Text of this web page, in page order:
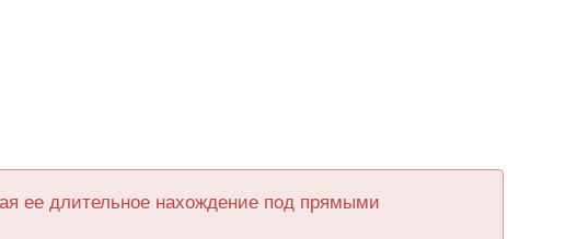
ее длительное нахождение под прямыми